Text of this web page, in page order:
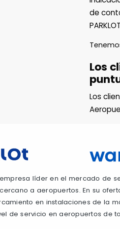
de
Los
Los
líder en el mercado de
a aeropuertos. En su
en instalaciones de la
de servicio en aeropuertos de